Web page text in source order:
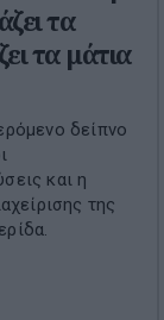
τα
τα μάτια
δείπνο
και η
της